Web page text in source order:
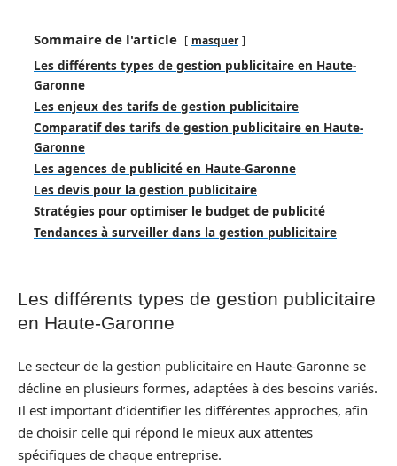
Sommaire de l'article masquer
Les différents types de gestion publicitaire en Haute-
Garonne
Les enjeux des tarifs de gestion publicitaire
Comparatif des tarifs de gestion publicitaire en Haute-
Garonne
Les agences de publicité en Haute-Garonne
Les devis pour la gestion publicitaire
Stratégies pour optimiser le budget de publicité
Tendances à surveiller dans la gestion publicitaire
Les différents types de gestion publicitaire
en Haute-Garonne
Le secteur de la gestion publicitaire en Haute-Garonne se
décline en plusieurs formes, adaptées à des besoins variés.
Il est important d’identifier les différentes approches, afin
de choisir celle qui répond le mieux aux attentes
spécifiques de chaque entreprise.